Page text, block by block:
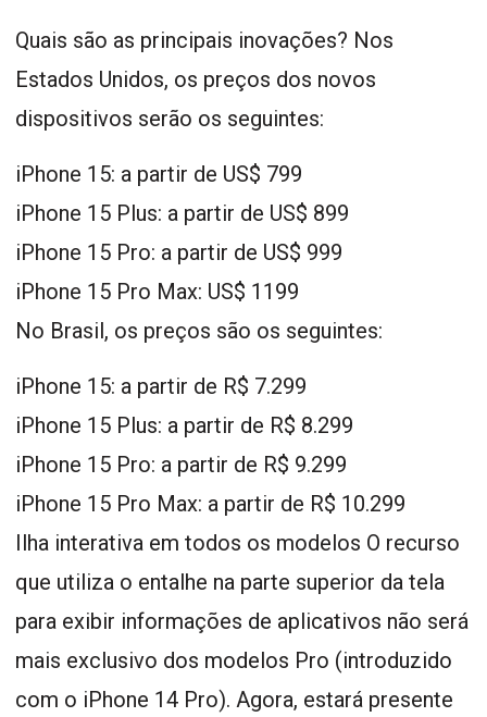
Quais são as principais inovações? Nos
Estados Unidos, os preços dos novos
dispositivos serão os seguintes:
iPhone 15: a partir de US$ 799
iPhone 15 Plus: a partir de US$ 899
iPhone 15 Pro: a partir de US$ 999
iPhone 15 Pro Max: US$ 1199
No Brasil, os preços são os seguintes:
iPhone 15: a partir de R$ 7.299
iPhone 15 Plus: a partir de R$ 8.299
iPhone 15 Pro: a partir de R$ 9.299
iPhone 15 Pro Max: a partir de R$ 10.299
Ilha interativa em todos os modelos O recurso
que utiliza o entalhe na parte superior da tela
para exibir informações de aplicativos não será
mais exclusivo dos modelos Pro (introduzido
com o iPhone 14 Pro). Agora, estará presente